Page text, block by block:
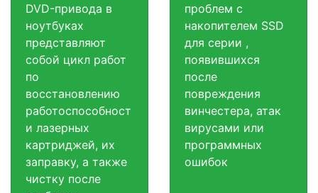
DVD-привода в
ноутбуках
представляют
собой цикл работ
по
восстановлению
работоспособност
и лазерных
картриджей, их
заправку, а также
чистку после
проблем с
накопителем SSD
для серии ,
появившихся
после
повреждения
винчестера, атак
вирусами или
программных
ошибок